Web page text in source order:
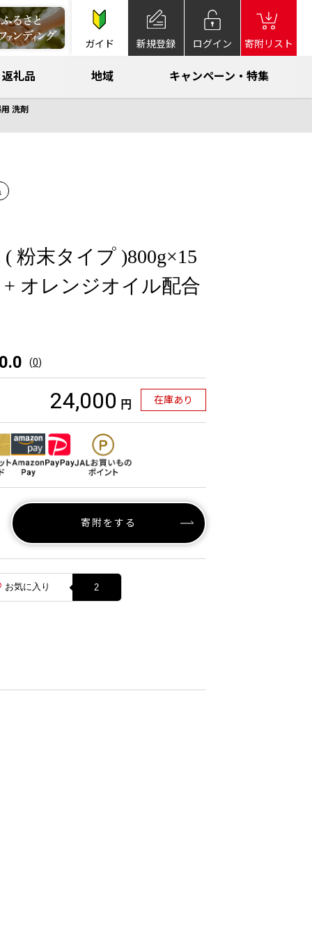
ガイド 新規登録 ログイン 寄附リスト
返礼品 地域 キャンペーン・特集
洗剤
粉末タイプ )800g×15
オレンジオイル配合
(0)
24,000 円 在庫あり
寄附をする
お気に入り 2